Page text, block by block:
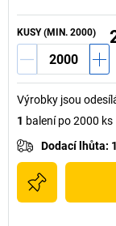
KUSY (MIN. 2000)
Výrobky jsou
1 balení po 2000 ks
Dodací lhůta: